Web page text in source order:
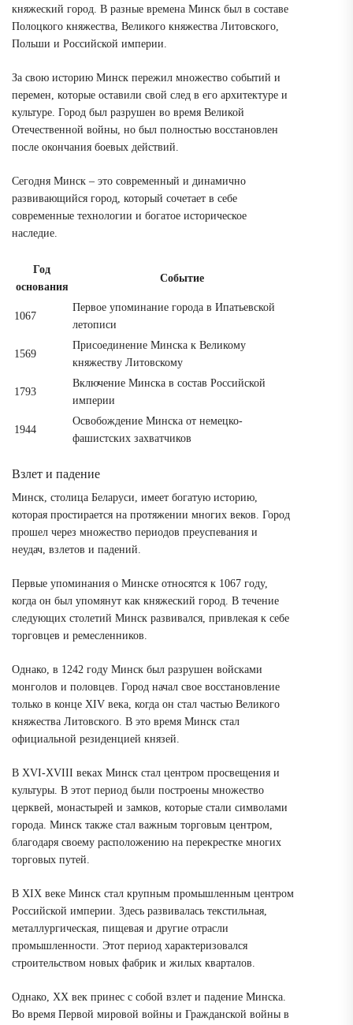
княжеский город. В разные времена Минск был в составе
Полоцкого княжества, Великого княжества Литовского,
Польши и Российской империи.
За свою историю Минск пережил множество событий и
перемен, которые оставили свой след в его архитектуре и
культуре. Город был разрушен во время Великой
Отечественной войны, но был полностью восстановлен
после окончания боевых действий.
Сегодня Минск – это современный и динамично
развивающийся город, который сочетает в себе
современные технологии и богатое историческое
наследие.
Год
основания
Событие
1067
Первое упоминание города в Ипатьевской
летописи
1569
Присоединение Минска к Великому
княжеству Литовскому
1793
Включение Минска в состав Российской
империи
1944
Освобождение Минска от немецко-
фашистских захватчиков
Взлет и падение
Минск, столица Беларуси, имеет богатую историю,
которая простирается на протяжении многих веков. Город
прошел через множество периодов преуспевания и
неудач, взлетов и падений.
Первые упоминания о Минске относятся к 1067 году,
когда он был упомянут как княжеский город. В течение
следующих столетий Минск развивался, привлекая к себе
торговцев и ремесленников.
Однако, в 1242 году Минск был разрушен войсками
монголов и половцев. Город начал свое восстановление
только в конце XIV века, когда он стал частью Великого
княжества Литовского. В это время Минск стал
официальной резиденцией князей.
В XVI-XVIII веках Минск стал центром просвещения и
культуры. В этот период были построены множество
церквей, монастырей и замков, которые стали символами
города. Минск также стал важным торговым центром,
благодаря своему расположению на перекрестке многих
торговых путей.
В XIX веке Минск стал крупным промышленным центром
Российской империи. Здесь развивалась текстильная,
металлургическая, пищевая и другие отрасли
промышленности. Этот период характеризовался
строительством новых фабрик и жилых кварталов.
Однако, XX век принес с собой взлет и падение Минска.
Во время Первой мировой войны и Гражданской войны в